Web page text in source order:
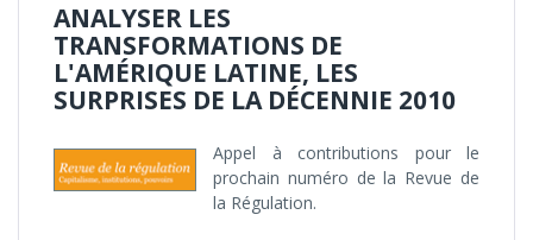
ANALYSER LES
TRANSFORMATIONS DE
L'AMÉRIQUE LATINE, LES
SURPRISES DE LA DÉCENNIE 2010
Appel à contributions pour le
prochain numéro de la Revue de
la Régulation.